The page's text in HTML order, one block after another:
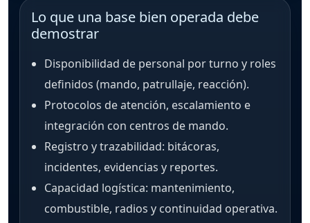
Lo que una base bien operada debe
demostrar
Disponibilidad de personal por turno y roles
definidos (mando, patrullaje, reacción).
Protocolos de atención, escalamiento e
integración con centros de mando.
Registro y trazabilidad: bitácoras,
incidentes, evidencias y reportes.
Capacidad logística: mantenimiento,
combustible, radios y continuidad operativa.